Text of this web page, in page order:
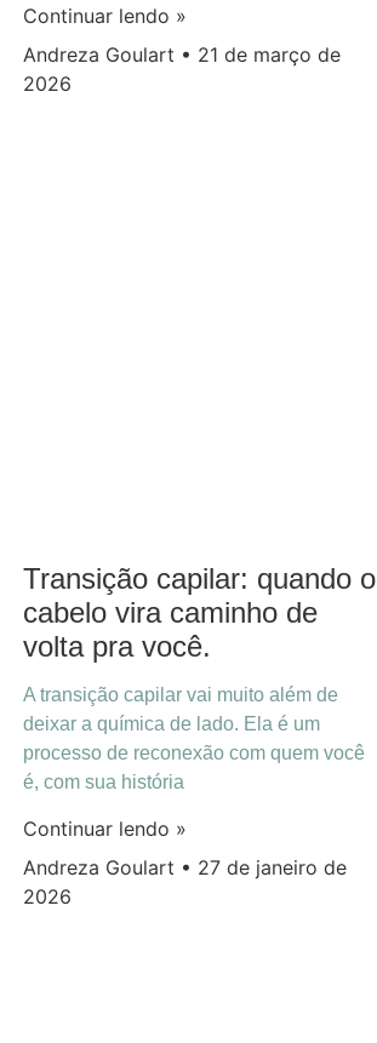
Continuar lendo »
Andreza Goulart
21 de março de
2026
Transição capilar: quando o
cabelo vira caminho de
volta pra você.
A transição capilar vai muito além de
deixar a química de lado. Ela é um
processo de reconexão com quem você
é, com sua história
Continuar lendo »
Andreza Goulart
27 de janeiro de
2026